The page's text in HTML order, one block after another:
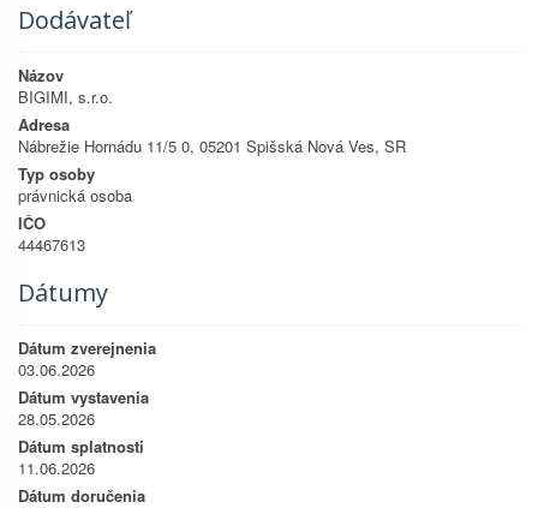
Dodávateľ
Názov
BIGIMI, s.r.o.
Adresa
Nábrežie Hornádu 11/5 0, 05201 Spišská Nová Ves, SR
Typ osoby
právnická osoba
IČO
44467613
Dátumy
Dátum zverejnenia
03.06.2026
Dátum vystavenia
28.05.2026
Dátum splatnosti
11.06.2026
Dátum doručenia